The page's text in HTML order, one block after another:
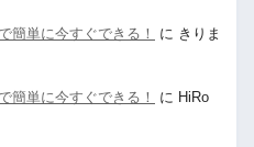
簡単に今すぐできる！ に きりま
簡単に今すぐできる！ に HiRo